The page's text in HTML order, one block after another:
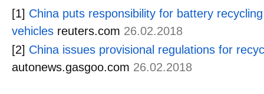
[1] China puts responsibility for battery
vehicles reuters.com 26.02.2018
[2] China issues provisional regulations for
autonews.gasgoo.com 26.02.2018